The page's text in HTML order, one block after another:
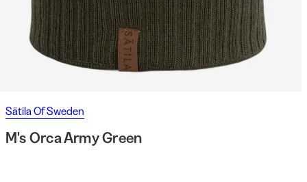
Sätila Of Sweden
M's Orca Army Green